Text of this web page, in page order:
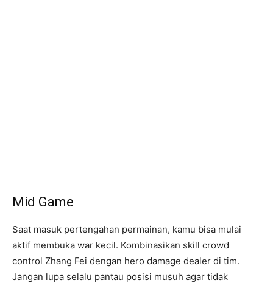
Mid Game
Saat masuk pertengahan permainan, kamu bisa mulai
aktif membuka war kecil. Kombinasikan skill crowd
control Zhang Fei dengan hero damage dealer di tim.
Jangan lupa selalu pantau posisi musuh agar tidak